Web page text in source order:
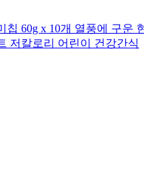
칩 60g x 10개 열풍에 구운
저칼로리 어린이 건강간식